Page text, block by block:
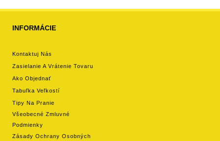
INFORMÁCIE
Kontaktuj Nás
Zasielanie A Vrátenie Tovaru
Ako Objednať
Tabuľka Veľkostí
Tipy Na Pranie
Všeobecné Zmluvné
Podmienky
Zásady Ochrany Osobných